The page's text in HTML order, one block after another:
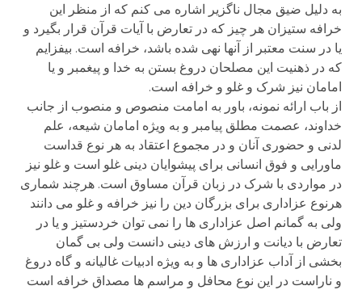
به دلیل ضیق مجال ناگزیر اشاره می کنم که از منظر این
خرافه ستیزان هر چیز که در تعارض با آیات قرآن قرار بگیرد و
یا در سنت معتبر از آنها نهی شده باشد، خرافه است. بیفزایم
که در ذهنیت این مصلحان دروغ بستن به خدا و پیغمبر و یا
امامان نیز شرک و غلو و خرافه است.
از باب ارائه نمونه، باور به امامت منصوص و منصوب از جانب
خداوند، عصمت مطلق پیامبر و به ویژه امامان شیعه، علم
لدنی و حضوری آنان و در مجموع اعتقاد به هر نوع قداست
ماورایی و فوق انسانی برای پیشوایان دینی غلو است و غلو نیز
در مواردی با شرک در زبان قرآن مساوق است. هرچند شماری
هرنوع عزاداری برای بزرگان دین را نیز خرافه و غلو می دانند
ولی به گمانم اصل عزاداری ها را نمی توان خردستیز و یا در
تعارض با دیانت و ارزش های دینی دانست ولی بی گمان
بخشی از آداب عزاداری ها و به ویژه ادبیات غالیانه و گاه دروغ
و ناراست در این نوع محافل و مراسم ها مصداق خرافه است